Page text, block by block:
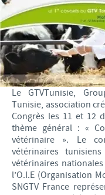
Le GTVTunisie,
Tunisie, association
Congrès les 11 et 12
thème général : «
vétérinaire ». Le
vétérinaires
vétérinaires
l’O.I.E (Organisation
SNGTV France